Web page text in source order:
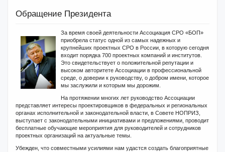
Обращение Президента
За время своей деятельности Ассоциация СРО «БОП»
приобрела статус одной из самых надежных и
крупнейших проектных СРО в России, в которую сегодня
входит порядка 700 проектных компаний и институтов.
Это свидетельствует о положительной репутации и
высоком авторитете Ассоциации в профессиональной
среде, о доверии к руководству, о добром имени, которое
мы заслужили и которым мы дорожим.
На протяжении многих лет руководство Ассоциации
представляет интересы проектировщиков в федеральных и региональных
органах исполнительной и законодательной власти, в Совете НОПРИЗ,
выступает с законодательными инициативами и предложениями, проводит
бесплатные обучающие мероприятия для руководителей и сотрудников
проектных организаций на актуальные темы.
Убежден, что совместными усилиями нам удастся создать благоприятные